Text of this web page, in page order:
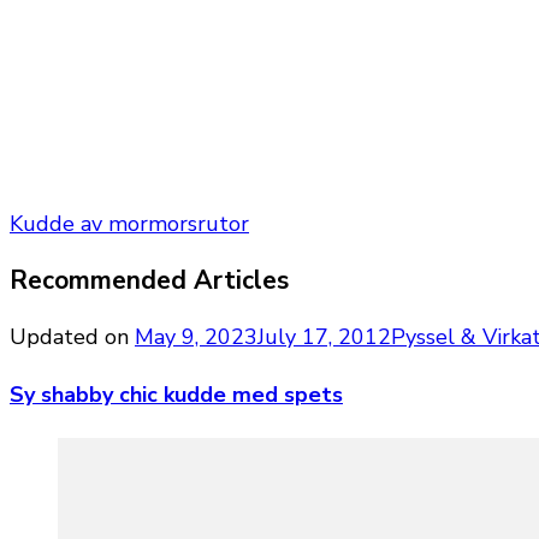
Kudde av mormorsrutor
Recommended Articles
Updated on May 9, 2023July 17, 2012Pyssel &
Sy shabby chic kudde med spets